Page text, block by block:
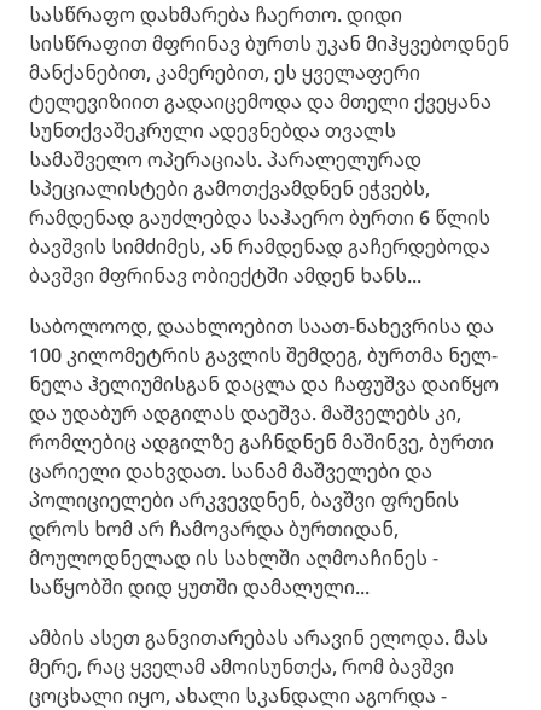
სასწრაფო დახმარება ჩაერთო. დიდი
სისწრაფით მფრინავ ბურთს უკან მიჰყვებოდნენ
მანქანებით, კამერებით, ეს ყველაფერი
ტელევიზიით გადაიცემოდა და მთელი ქვეყანა
სუნთქვაშეკრული ადევნებდა თვალს
სამაშველო ოპერაციას. პარალელურად
სპეციალისტები გამოთქვამდნენ ეჭვებს,
რამდენად გაუძლებდა საჰაერო ბურთი 6 წლის
ბავშვის სიმძიმეს, ან რამდენად გაჩერდებოდა
ბავშვი მფრინავ ობიექტში ამდენ ხანს...
საბოლოოდ, დაახლოებით საათ-ნახევრისა და
100 კილომეტრის გავლის შემდეგ, ბურთმა ნელ-
ნელა ჰელიუმისგან დაცლა და ჩაფუშვა დაიწყო
და უდაბურ ადგილას დაეშვა. მაშველებს კი,
რომლებიც ადგილზე გაჩნდნენ მაშინვე, ბურთი
ცარიელი დახვდათ. სანამ მაშველები და
პოლიციელები არკვევდნენ, ბავშვი ფრენის
დროს ხომ არ ჩამოვარდა ბურთიდან,
მოულოდნელად ის სახლში აღმოაჩინეს -
საწყობში დიდ ყუთში დამალული...
ამბის ასეთ განვითარებას არავინ ელოდა. მას
მერე, რაც ყველამ ამოისუნთქა, რომ ბავშვი
ცოცხალი იყო, ახალი სკანდალი აგორდა -